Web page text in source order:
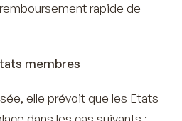
rapide de
membres
elle prévoit que les Etats